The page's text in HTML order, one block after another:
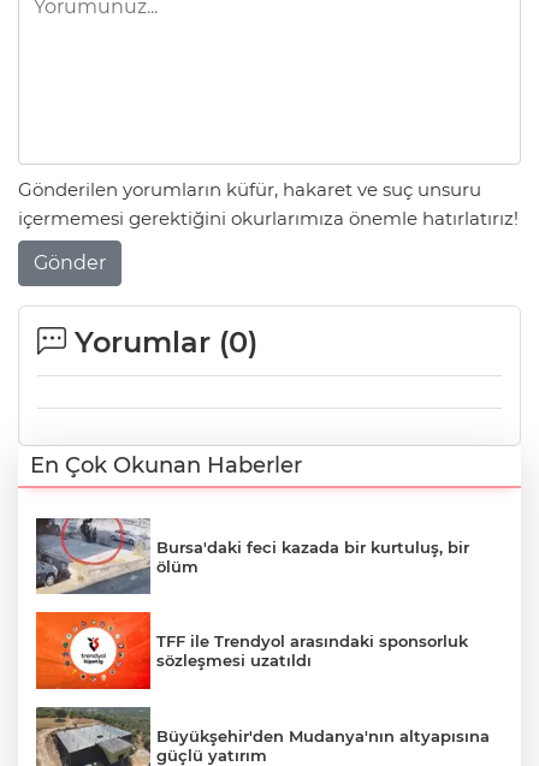
Gönderilen yorumların küfür, hakaret ve suç unsuru
içermemesi gerektiğini okurlarımıza önemle hatırlatırız!
Gönder
Yorumlar (0)
En Çok Okunan Haberler
Bursa'daki feci kazada bir kurtuluş, bir
ölüm
TFF ile Trendyol arasındaki sponsorluk
sözleşmesi uzatıldı
Büyükşehir'den Mudanya'nın altyapısına
güçlü yatırım